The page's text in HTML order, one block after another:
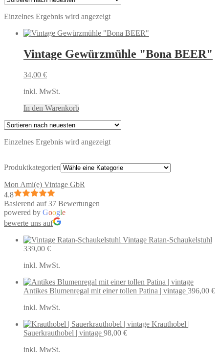
Einzelnes Ergebnis wird angezeigt
Vintage Gewürzmühle "Bona BEER"
34,00 €
inkl. MwSt.
In den Warenkorb
Einzelnes Ergebnis wird angezeigt
Produktkategorien
Mon Ami(e) Vintage GbR
4.8
Basierend auf 37 Bewertungen
powered by Google
bewerte uns auf
Vintage Ratan-Schaukelstuhl
339,00 €
inkl. MwSt.
Antikes Blumenregal mit einer tollen Patina | vintage 396,00 €
inkl. MwSt.
Krauthobel |
Sauerkrauthobel | vintage 98,00 €
inkl. MwSt.